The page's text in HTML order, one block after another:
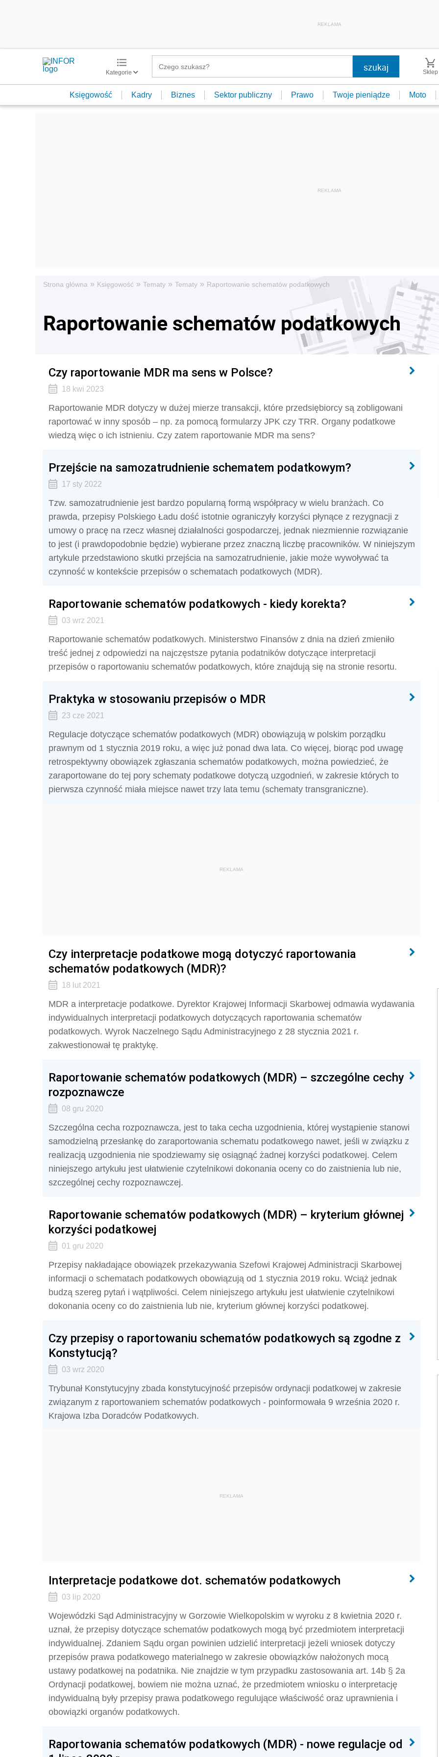
REKLAMA
Kategorie Sklep
Księgowość Kadry Biznes Sektor publiczny Prawo Twoje pieniądze Moto
Strona główna » Księgowość » Tematy » Tematy » Raportowanie schematów podatkowych
Raportowanie schematów podatkowych
Czy raportowanie MDR ma sens w Polsce?
18 kwi 2023
Raportowanie MDR dotyczy w dużej mierze transakcji, które przedsiębiorcy są zobligowani
raportować w inny sposób – np. za pomocą formularzy JPK czy TRR. Organy podatkowe
wiedzą więc o ich istnieniu. Czy zatem raportowanie MDR ma sens?
Przejście na samozatrudnienie schematem podatkowym?
17 sty 2022
Tzw. samozatrudnienie jest bardzo popularną formą współpracy w wielu branżach. Co
prawda, przepisy Polskiego Ładu dość istotnie ograniczyły korzyści płynące z rezygnacji z
umowy o pracę na rzecz własnej działalności gospodarczej, jednak niezmiennie rozwiązanie
to jest (i prawdopodobnie będzie) wybierane przez znaczną liczbę pracowników. W niniejszym
artykule przedstawiono skutki przejścia na samozatrudnienie, jakie może wywoływać ta
czynność w kontekście przepisów o schematach podatkowych (MDR).
Raportowanie schematów podatkowych - kiedy korekta?
03 wrz 2021
Raportowanie schematów podatkowych. Ministerstwo Finansów z dnia na dzień zmieniło
treść jednej z odpowiedzi na najczęstsze pytania podatników dotyczące interpretacji
przepisów o raportowaniu schematów podatkowych, które znajdują się na stronie resortu.
Praktyka w stosowaniu przepisów o MDR
23 cze 2021
Regulacje dotyczące schematów podatkowych (MDR) obowiązują w polskim porządku
prawnym od 1 stycznia 2019 roku, a więc już ponad dwa lata. Co więcej, biorąc pod uwagę
retrospektywny obowiązek zgłaszania schematów podatkowych, można powiedzieć, że
zaraportowane do tej pory schematy podatkowe dotyczą uzgodnień, w zakresie których to
pierwsza czynność miała miejsce nawet trzy lata temu (schematy transgraniczne).
REKLAMA
Czy interpretacje podatkowe mogą dotyczyć raportowania
schematów podatkowych (MDR)?
18 lut 2021
MDR a interpretacje podatkowe. Dyrektor Krajowej Informacji Skarbowej odmawia wydawania
indywidualnych interpretacji podatkowych dotyczących raportowania schematów
podatkowych. Wyrok Naczelnego Sądu Administracyjnego z 28 stycznia 2021 r.
zakwestionował tę praktykę.
Raportowanie schematów podatkowych (MDR) – szczególne cechy
rozpoznawcze
08 gru 2020
Szczególna cecha rozpoznawcza, jest to taka cecha uzgodnienia, której wystąpienie stanowi
samodzielną przesłankę do zaraportowania schematu podatkowego nawet, jeśli w związku z
realizacją uzgodnienia nie spodziewamy się osiągnąć żadnej korzyści podatkowej. Celem
niniejszego artykułu jest ułatwienie czytelnikowi dokonania oceny co do zaistnienia lub nie,
szczególnej cechy rozpoznawczej.
Raportowanie schematów podatkowych (MDR) – kryterium głównej
korzyści podatkowej
01 gru 2020
Przepisy nakładające obowiązek przekazywania Szefowi Krajowej Administracji Skarbowej
informacji o schematach podatkowych obowiązują od 1 stycznia 2019 roku. Wciąż jednak
budzą szereg pytań i wątpliwości. Celem niniejszego artykułu jest ułatwienie czytelnikowi
dokonania oceny co do zaistnienia lub nie, kryterium głównej korzyści podatkowej.
Czy przepisy o raportowaniu schematów podatkowych są zgodne z
Konstytucją?
03 wrz 2020
Trybunał Konstytucyjny zbada konstytucyjność przepisów ordynacji podatkowej w zakresie
związanym z raportowaniem schematów podatkowych - poinformowała 9 września 2020 r.
Krajowa Izba Doradców Podatkowych.
REKLAMA
Interpretacje podatkowe dot. schematów podatkowych
03 lip 2020
Wojewódzki Sąd Administracyjny w Gorzowie Wielkopolskim w wyroku z 8 kwietnia 2020 r.
uznał, że przepisy dotyczące schematów podatkowych mogą być przedmiotem interpretacji
indywidualnej. Zdaniem Sądu organ powinien udzielić interpretacji jeżeli wniosek dotyczy
przepisów prawa podatkowego materialnego w zakresie obowiązków nałożonych mocą
ustawy podatkowej na podatnika. Nie znajdzie w tym przypadku zastosowania art. 14b § 2a
Ordynacji podatkowej, bowiem nie można uznać, że przedmiotem wniosku o interpretację
indywidualną były przepisy prawa podatkowego regulujące właściwość oraz uprawnienia i
obowiązki organów podatkowych.
Raportowania schematów podatkowych (MDR) - nowe regulacje od